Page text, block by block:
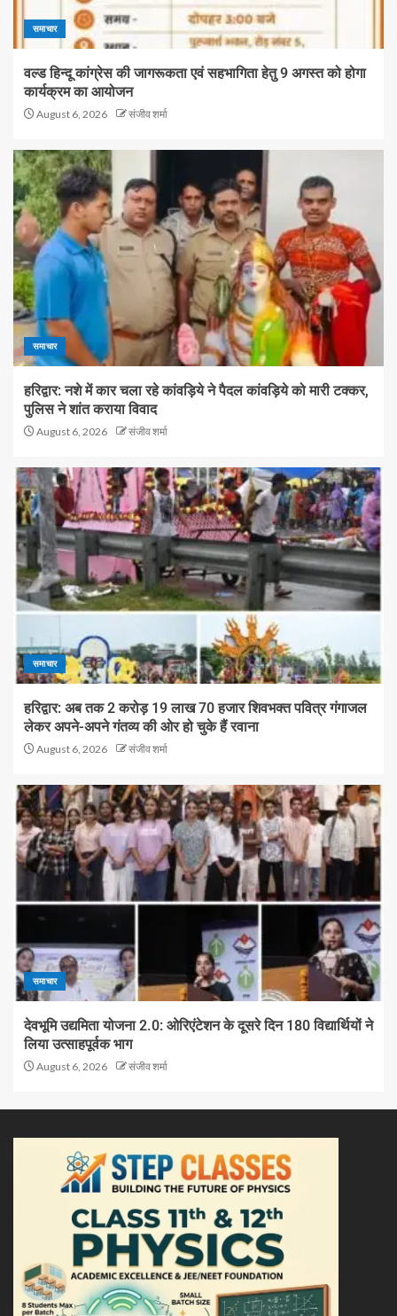
समाचार
वल्ड हिन्दू कांग्रेस की जागरूकता एवं सहभागिता हेतु 9 अगस्त को होगा
कार्यक्रम का आयोजन
August 6, 2026 संजीव शर्मा
समाचार
हरिद्वार: नशे में कार चला रहे कांवड़िये ने पैदल कांवड़िये को मारी टक्कर,
पुलिस ने शांत कराया विवाद
August 6, 2026 संजीव शर्मा
समाचार
हरिद्वार: अब तक 2 करोड़ 19 लाख 70 हजार शिवभक्त पवित्र गंगाजल
लेकर अपने-अपने गंतव्य की ओर हो चुके हैं रवाना
August 6, 2026 संजीव शर्मा
समाचार
देवभूमि उद्यमिता योजना 2.0: ओरिएंटेशन के दूसरे दिन 180 विद्यार्थियों ने
लिया उत्साहपूर्वक भाग
August 6, 2026 संजीव शर्मा